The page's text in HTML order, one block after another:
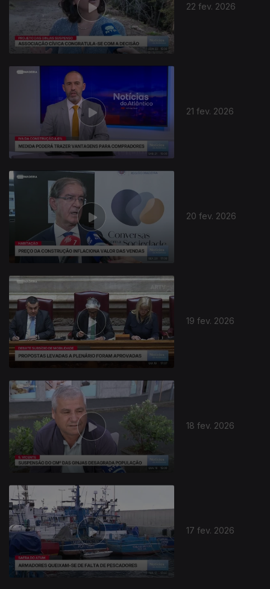
22 fev. 2026
21 fev. 2026
20 fev. 2026
19 fev. 2026
18 fev. 2026
17 fev. 2026